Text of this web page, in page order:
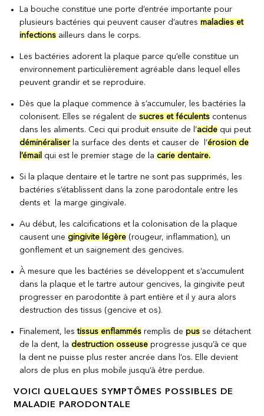
La bouche constitue une porte d’entrée importante pour
plusieurs bactéries qui peuvent causer d’autresmaladies et
infections ailleurs dans le corps.
Les bactéries adorent la plaque parce qu’elle constitue un
environnement particulièrement agréable dans lequel elles
peuvent grandir et se reproduire.
Dès que la plaque commence à s’accumuler, les bactéries la
colonisent. Elles se régalent desucres et féculents contenus
dans les aliments. Ceci qui produit ensuite de l’acide qui peut
déminéraliserla surface des dents et causer de l’érosion de
l’émail qui est le premier stage de la carie dentaire.
Si la plaque dentaire et le tartre ne sont pas supprimés, les
bactéries s’établissent dans la zone parodontale entre les
dents et la marge gingivale.
Au début, les calcifications et la colonisation de la plaque
causent une gingivite légère (rougeur, inflammation), un
gonflement et un saignement des gencives.
À mesure que les bactéries se développent et s’accumulent
dans la plaque et le tartre autour gencives, la gingivite peut
progresser en parodontite à part entière et il y aura alors
destruction des tissus (gencive et os).
Finalement, lestissus enflammés remplis depus se détachent
de la dent, la destruction osseuse progresse jusqu’à ce que
la dent ne puisse plus rester ancrée dans l’os. Elle devient
alors de plus en plus mobile jusqu’à être perdue.
VOICI QUELQUES SYMPTÔMES POSSIBLES DE
MALADIE PARODONTALE